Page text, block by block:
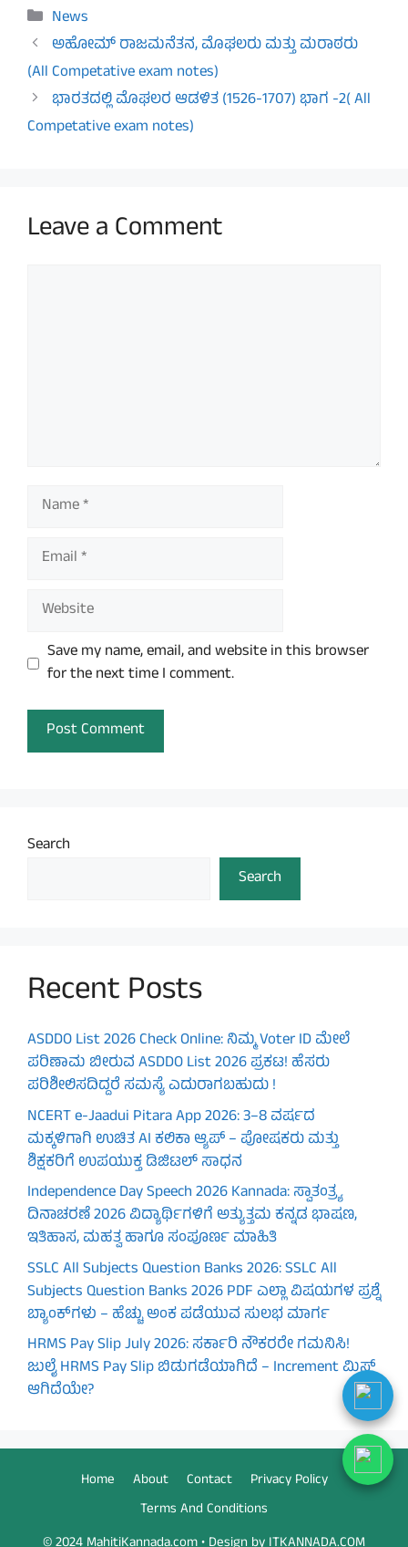
Categories
News
ಅಹೋಮ್ ರಾಜಮನೆತನ, ಮೊಘಲರು ಮತ್ತು ಮರಾಠರು
(All Competative exam notes)
ಭಾರತದಲ್ಲಿ ಮೊಘಲರ ಆಡಳಿತ (1526-1707) ಭಾಗ -2( All
Competative exam notes)
Leave a Comment
Name
Email
Website
Save my name, email, and website in this browser
for the next time I comment.
Search
Search
Recent Posts
ASDDO List 2026 Check Online: ನಿಮ್ಮ Voter ID ಮೇಲೆ
ಪರಿಣಾಮ ಬೀರುವ ASDDO List 2026 ಪ್ರಕಟ! ಹೆಸರು
ಪರಿಶೀಲಿಸದಿದ್ದರೆ ಸಮಸ್ಯೆ ಎದುರಾಗಬಹುದು !
NCERT e-Jaadui Pitara App 2026: 3–8 ವರ್ಷದ
ಮಕ್ಕಳಿಗಾಗಿ ಉಚಿತ AI ಕಲಿಕಾ ಆ್ಯಪ್ – ಪೋಷಕರು ಮತ್ತು
ಶಿಕ್ಷಕರಿಗೆ ಉಪಯುಕ್ತ ಡಿಜಿಟಲ್ ಸಾಧನ
Independence Day Speech 2026 Kannada: ಸ್ವಾತಂತ್ರ್ಯ
ದಿನಾಚರಣೆ 2026 ವಿದ್ಯಾರ್ಥಿಗಳಿಗೆ ಅತ್ಯುತ್ತಮ ಕನ್ನಡ ಭಾಷಣ,
ಇತಿಹಾಸ, ಮಹತ್ವ ಹಾಗೂ ಸಂಪೂರ್ಣ ಮಾಹಿತಿ
SSLC All Subjects Question Banks 2026: SSLC All
Subjects Question Banks 2026 PDF ಎಲ್ಲಾ ವಿಷಯಗಳ ಪ್ರಶ್ನೆ
ಬ್ಯಾಂಕ್‌ಗಳು – ಹೆಚ್ಚು ಅಂಕ ಪಡೆಯುವ ಸುಲಭ ಮಾರ್ಗ
HRMS Pay Slip July 2026: ಸರ್ಕಾರಿ ನೌಕರರೇ ಗಮನಿಸಿ!
ಜುಲೈ HRMS Pay Slip ಬಿಡುಗಡೆಯಾಗಿದೆ – Increment ಮಿಸ್
ಆಗಿದೆಯೇ?
Home About Contact
Privacy Policy
Terms And Conditions